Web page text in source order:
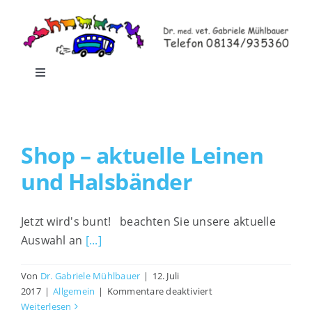
springen
Toggle
Leistungen
Praxis-Shop
Blog
Shop – aktuelle Leinen
und Halsbänder
Jetzt wird's bunt! beachten Sie unsere aktuelle
Auswahl an [...]
Von Dr. Gabriele Mühlbauer | 12. Juli
2017 | Allgemein | Kommentare deaktiviertfür
Weiterlesen